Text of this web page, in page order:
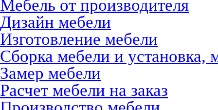
Мебель от производителя
Дизайн мебели
Изготовление мебели
Сборка мебели и установка,
Замер мебели
Расчет мебели на заказ